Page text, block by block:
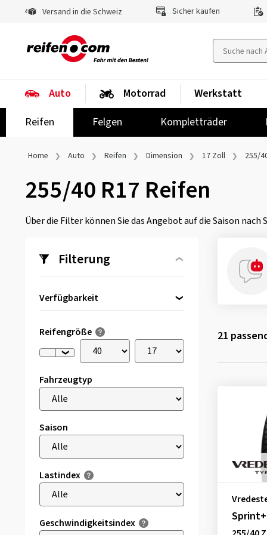
Versand in die Schweiz Sicher kaufen
Auto
Reifen
Felgen Kompletträder
Motorrad Werkstatt
Home Auto Reifen Dimension 17 Zoll 255/
255/40 R17 Reifen
Über die Filter können Sie das Angebot auf die Saison
Filterung
Verfügbarkeit
Reifengröße
Fahrzeugtyp
Saison
Lastindex
Geschwindigkeitsindex
21
Sprint+